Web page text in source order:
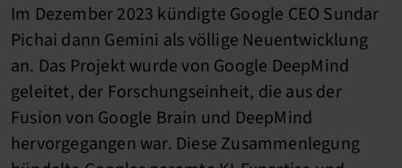
Im Dezember 2023 kündigte Google CEO Sundar
Pichai dann Gemini als völlige Neuentwicklung
an. Das Projekt wurde von Google DeepMind
geleitet, der Forschungseinheit, die aus der
Fusion von Google Brain und DeepMind
hervorgegangen war. Diese Zusammenlegung